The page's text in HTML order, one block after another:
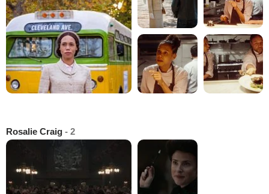
Rosalie Craig - 2